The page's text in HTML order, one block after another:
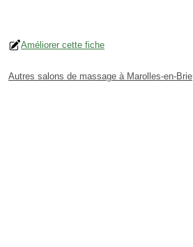
Améliorer cette fiche
Autres salons de massage à Marolles-en-Brie